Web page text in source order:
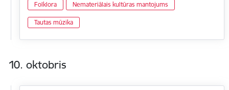
Folklora Nemateriālais kultūras mantojums
Tautas mūzika
10. oktobris